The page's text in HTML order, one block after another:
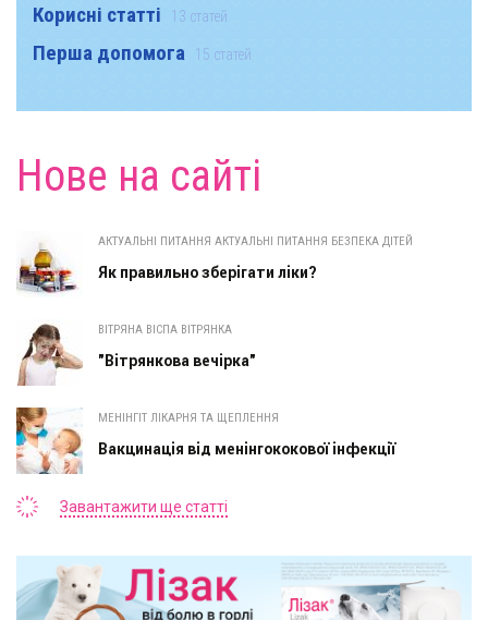
Корисні статті 13 статей
Перша допомога 15 статей
Нове на сайті
АКТУАЛЬНІ ПИТАННЯ АКТУАЛЬНІ ПИТАННЯ БЕЗПЕКА ДІТЕЙ
Як правильно зберігати ліки?
ВІТРЯНА ВІСПА ВІТРЯНКА
"Вітрянкова вечірка"
МЕНІНГІТ ЛІКАРНЯ ТА ЩЕПЛЕННЯ
Вакцинація від менінгококової інфекції
Завантажити ще статті